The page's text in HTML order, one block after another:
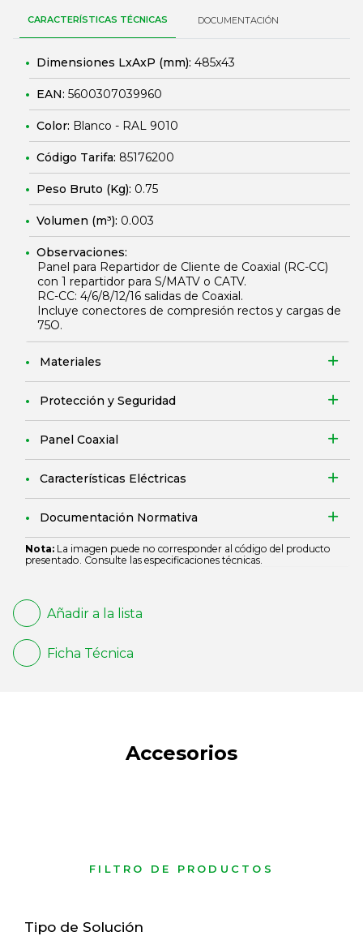
CARACTERÍSTICAS TÉCNICAS DOCUMENTACIÓN
Dimensiones LxAxP (mm): 485x43
EAN: 5600307039960
Color: Blanco - RAL 9010
Código Tarifa: 85176200
Peso Bruto (Kg): 0.75
Volumen (m³): 0.003
Observaciones:
Panel para Repartidor de Cliente de Coaxial (RC-CC)
con 1 repartidor para S/MATV o CATV.
RC-CC: 4/6/8/12/16 salidas de Coaxial.
Incluye conectores de compresión rectos y cargas de
75O.
Materiales
Protección y Seguridad
Panel Coaxial
Características Eléctricas
Documentación Normativa
Nota: La imagen puede no corresponder al código del producto
presentado. Consulte las especificaciones técnicas.
Añadir a la lista
Ficha Técnica
Accesorios
FILTRO DE PRODUCTOS
Tipo de Solución